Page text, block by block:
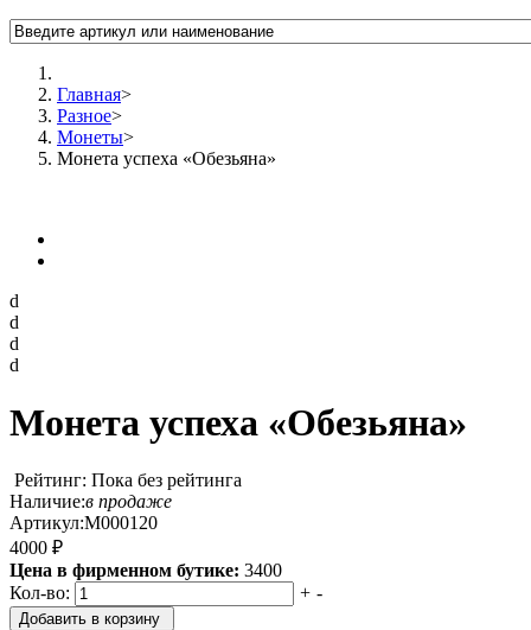
Главная>
Разное>
Монеты>
Монета успеха «Обезьяна»
d
d
d
d
Монета успеха «Обезьяна»
Рейтинг: Пока без рейтинга
Наличие:в продаже
Артикул:М000120
4000 ₽
Цена в фирменном бутике: 3400
Кол-во:
+ -
Добавить в корзину